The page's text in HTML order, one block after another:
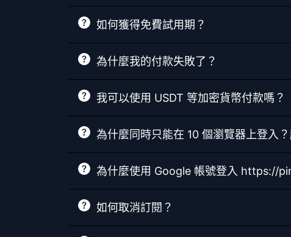
如何獲得免費試用期？
為什麼我的付款失敗了？
我可以使用 USDT 等加密貨幣付款嗎？
為什麼同時只能在 10 個瀏覽器上登入
為什麼使用 Google 帳號登入 https://
如何取消訂閱？